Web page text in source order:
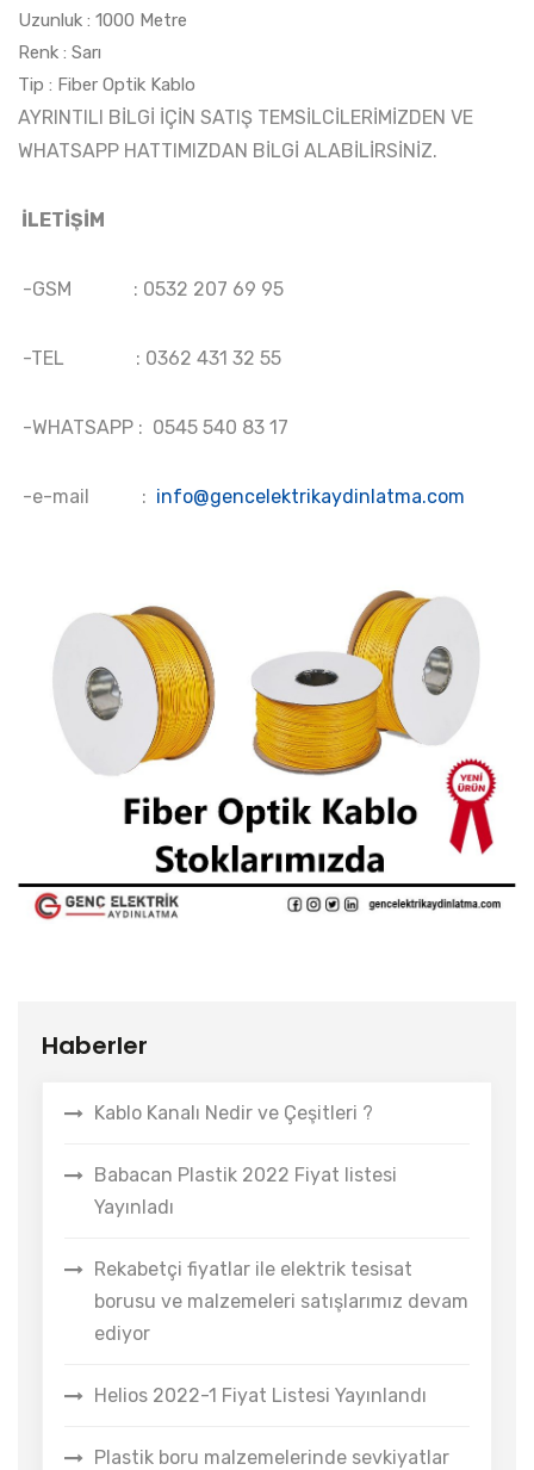
Uzunluk : 1000 Metre
Renk : Sarı
Tip : Fiber Optik Kablo
AYRINTILI BİLGİ İÇİN SATIŞ TEMSİLCİLERİMİZDEN VE
WHATSAPP HATTIMIZDAN BİLGİ ALABİLİRSİNİZ.
İLETİŞİM
-GSM : 0532 207 69 95
-TEL : 0362 431 32 55
-WHATSAPP : 0545 540 83 17
-e-mail : info@gencelektrikaydinlatma.com
Haberler
Kablo Kanalı Nedir ve Çeşitleri ?
Babacan Plastik 2022 Fiyat listesi
Yayınladı
Rekabetçi fiyatlar ile elektrik tesisat
borusu ve malzemeleri satışlarımız devam
ediyor
Helios 2022-1 Fiyat Listesi Yayınlandı
Plastik boru malzemelerinde sevkiyatlar